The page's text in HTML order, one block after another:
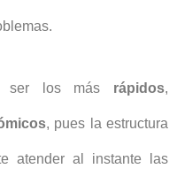
ser los más rápidos,
, pues la estructura
atender al instante las